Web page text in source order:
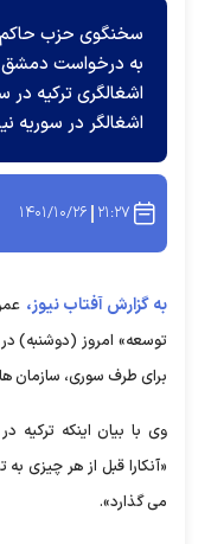
سخنگوی حزب حاکم
به درخواست دمشق
اشغالگری ترکیه
اشغالگر در سوریه
۲۱:۲۷ ۱۴۰۱/۱۰/۲۶
به گزارش آفتاب نیوز،
توسعه» امروز (دوشنبه)
برای طرف سوری، سازمان
وی با بیان اینکه ترکیه
«آنکارا قبل از هر چیزی
می گذارد».